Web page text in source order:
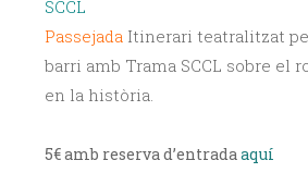
SCCL
Passejada Itinerari teatralitzat
barri amb Trama SCCL sobre el
en la història.
5€ amb reserva d’entradaaquí